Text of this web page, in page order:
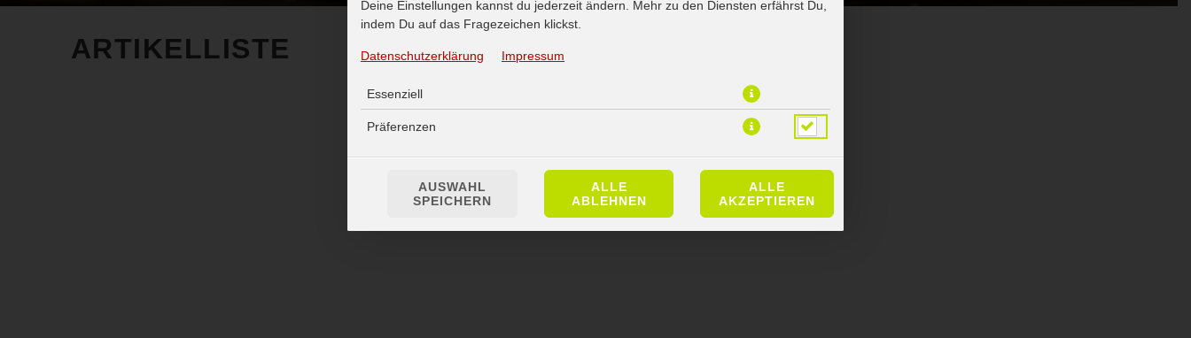
ARTIKELLISTE
Deine Einstellungen kannst du jederzeit ändern. Mehr zu den Diensten erfährst Du,
indem Du auf das Fragezeichen klickst.
Datenschutzerklärung Impressum
Essenziell
Präferenzen
AUSWAHL
SPEICHERN
ALLE
ABLEHNEN
ALLE
AKZEPTIEREN